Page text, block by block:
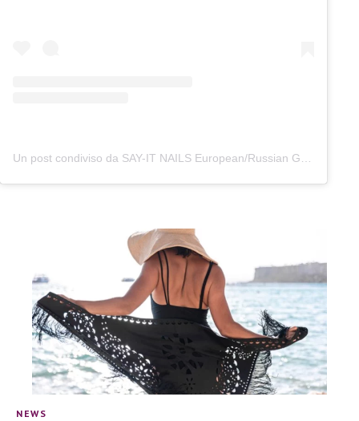
Un post condiviso da SAY-IT NAILS European/Russian Gel Manicure – Manhattan (@say.it.nails)
NEWS